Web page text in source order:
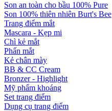
Son an toàn cho bầu 100% Pure
Son 100% thiên nhiên Burt's Bee
Trang điểm mắt
Mascara - Kẹp mi
Chì kẻ mắt
Phấn mắt
Kẻ chân mày
BB & CC Cream
Bronzer - Highlight
Mỹ phẩm khoáng
Set trang điểm
Dụng cụ trang điểm